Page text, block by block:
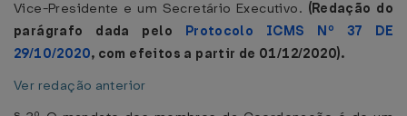
Vice-Presidente e um Secretário Executivo. (Redação do
parágrafo dada pelo Protocolo ICMS Nº 37 DE
29/10/2020, com efeitos a partir de 01/12/2020).
Ver redação anterior